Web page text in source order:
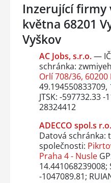
Inzerující firmy
května 68201
Vyškov
AC Jobs, s.r.o.—
schránka:
Orlí 708/36,
49.194550833709,
JTSK: -597732.33 -
28324412
ADECCO spol.s r.o.
Datová schránka:
společnosti:
Praha 4 - Nusle
14.441068239008;
-1047089.81;